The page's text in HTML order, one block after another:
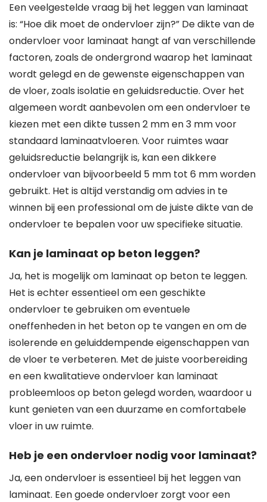
Een veelgestelde vraag bij het leggen van laminaat
is: “Hoe dik moet de ondervloer zijn?” De dikte van de
ondervloer voor laminaat hangt af van verschillende
factoren, zoals de ondergrond waarop het laminaat
wordt gelegd en de gewenste eigenschappen van
de vloer, zoals isolatie en geluidsreductie. Over het
algemeen wordt aanbevolen om een ondervloer te
kiezen met een dikte tussen 2 mm en 3 mm voor
standaard laminaatvloeren. Voor ruimtes waar
geluidsreductie belangrijk is, kan een dikkere
ondervloer van bijvoorbeeld 5 mm tot 6 mm worden
gebruikt. Het is altijd verstandig om advies in te
winnen bij een professional om de juiste dikte van de
ondervloer te bepalen voor uw specifieke situatie.
Kan je laminaat op beton leggen?
Ja, het is mogelijk om laminaat op beton te leggen.
Het is echter essentieel om een geschikte
ondervloer te gebruiken om eventuele
oneffenheden in het beton op te vangen en om de
isolerende en geluiddempende eigenschappen van
de vloer te verbeteren. Met de juiste voorbereiding
en een kwalitatieve ondervloer kan laminaat
probleemloos op beton gelegd worden, waardoor u
kunt genieten van een duurzame en comfortabele
vloer in uw ruimte.
Heb je een ondervloer nodig voor laminaat?
Ja, een ondervloer is essentieel bij het leggen van
laminaat. Een goede ondervloer zorgt voor een